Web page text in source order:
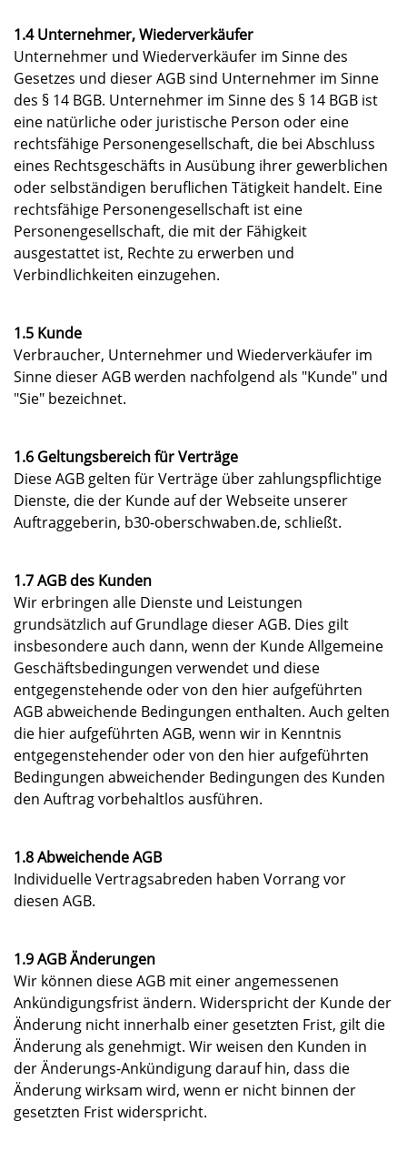
1.4 Unternehmer, Wiederverkäufer
Unternehmer und Wiederverkäufer im Sinne des
Gesetzes und dieser AGB sind Unternehmer im Sinne
des § 14 BGB. Unternehmer im Sinne des § 14 BGB ist
eine natürliche oder juristische Person oder eine
rechtsfähige Personengesellschaft, die bei Abschluss
eines Rechtsgeschäfts in Ausübung ihrer gewerblichen
oder selbständigen beruflichen Tätigkeit handelt. Eine
rechtsfähige Personengesellschaft ist eine
Personengesellschaft, die mit der Fähigkeit
ausgestattet ist, Rechte zu erwerben und
Verbindlichkeiten einzugehen.
1.5 Kunde
Verbraucher, Unternehmer und Wiederverkäufer im
Sinne dieser AGB werden nachfolgend als "Kunde" und
"Sie" bezeichnet.
1.6 Geltungsbereich für Verträge
Diese AGB gelten für Verträge über zahlungspflichtige
Dienste, die der Kunde auf der Webseite unserer
Auftraggeberin, b30-oberschwaben.de, schließt.
1.7 AGB des Kunden
Wir erbringen alle Dienste und Leistungen
grundsätzlich auf Grundlage dieser AGB. Dies gilt
insbesondere auch dann, wenn der Kunde Allgemeine
Geschäftsbedingungen verwendet und diese
entgegenstehende oder von den hier aufgeführten
AGB abweichende Bedingungen enthalten. Auch gelten
die hier aufgeführten AGB, wenn wir in Kenntnis
entgegenstehender oder von den hier aufgeführten
Bedingungen abweichender Bedingungen des Kunden
den Auftrag vorbehaltlos ausführen.
1.8 Abweichende AGB
Individuelle Vertragsabreden haben Vorrang vor
diesen AGB.
1.9 AGB Änderungen
Wir können diese AGB mit einer angemessenen
Ankündigungsfrist ändern. Widerspricht der Kunde der
Änderung nicht innerhalb einer gesetzten Frist, gilt die
Änderung als genehmigt. Wir weisen den Kunden in
der Änderungs-Ankündigung darauf hin, dass die
Änderung wirksam wird, wenn er nicht binnen der
gesetzten Frist widerspricht.